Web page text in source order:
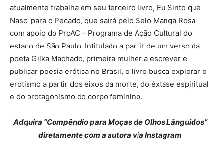
atualmente trabalha em seu terceiro livro, Eu Sinto que
Nasci para o Pecado, que sairá pelo Selo Manga Rosa
com apoio do ProAC – Programa de Ação Cultural do
estado de São Paulo. Intitulado a partir de um verso da
poeta Gilka Machado, primeira mulher a escrever e
publicar poesia erótica no Brasil, o livro busca explorar o
erotismo a partir dos eixos da morte, do êxtase espiritual
e do protagonismo do corpo feminino.
Adquira “Compêndio para Moças de Olhos Lânguidos”
diretamente com a autora via Instagram